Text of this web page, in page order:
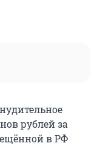
рублей за
в РФ